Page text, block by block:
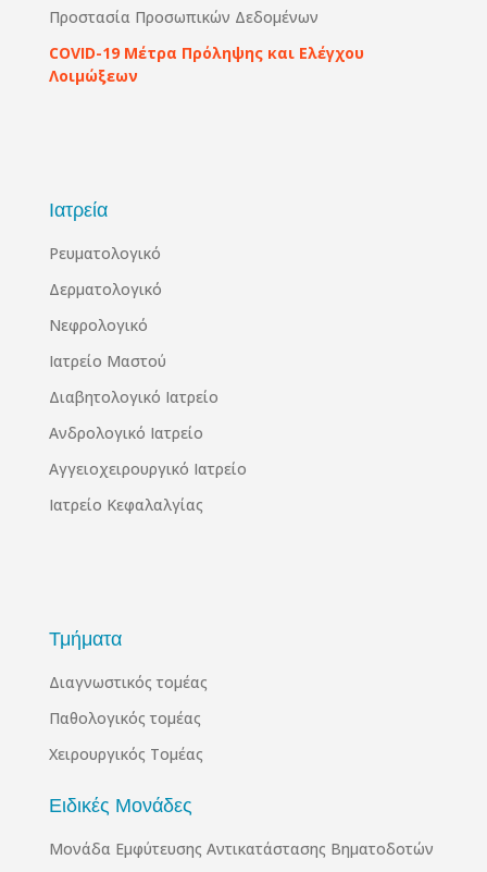
Προστασία Προσωπικών Δεδομένων
COVID-19 Μέτρα Πρόληψης και Ελέγχου
Λοιμώξεων
Ιατρεία
Ρευματολογικό
Δερματολογικό
Νεφρολογικό
Ιατρείο Μαστού
Διαβητολογικό Ιατρείο
Ανδρολογικό Ιατρείο
Αγγειοχειρουργικό Ιατρείο
Ιατρείο Κεφαλαλγίας
Τμήματα
Διαγνωστικός τομέας
Παθολογικός τομέας
Χειρουργικός Τομέας
Ειδικές Μονάδες
Μονάδα Εμφύτευσης Αντικατάστασης Βηματοδοτών